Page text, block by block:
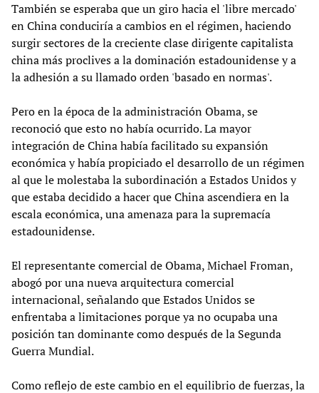
También se esperaba que un giro hacia el 'libre mercado'
en China conduciría a cambios en el régimen, haciendo
surgir sectores de la creciente clase dirigente capitalista
china más proclives a la dominación estadounidense y a
la adhesión a su llamado orden 'basado en normas'.
Pero en la época de la administración Obama, se
reconoció que esto no había ocurrido. La mayor
integración de China había facilitado su expansión
económica y había propiciado el desarrollo de un régimen
al que le molestaba la subordinación a Estados Unidos y
que estaba decidido a hacer que China ascendiera en la
escala económica, una amenaza para la supremacía
estadounidense.
El representante comercial de Obama, Michael Froman,
abogó por una nueva arquitectura comercial
internacional, señalando que Estados Unidos se
enfrentaba a limitaciones porque ya no ocupaba una
posición tan dominante como después de la Segunda
Guerra Mundial.
Como reflejo de este cambio en el equilibrio de fuerzas, la